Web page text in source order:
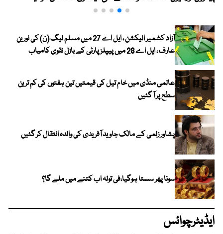
آزاد کشمیر الیکشن ، ایل اے 27 میں مسلم لیگ (ن) کی نورین
عارف ، ایل اے 28 میں پیپلز پارٹی کے بازل نقوی کامیاب
عالمی منڈی میں خام تیل کی قیمتیں تین ہفتوں کی کم ترین
سطح پر آ گئیں
پشاور زلمی کے مالک جاوید آفریدی کی والدہ انتقال کر گئیں
سونا پھر سستا ہوگیا،فی تولہ اب کتنے میں ملے گا؟
ایڈیٹرچوائس